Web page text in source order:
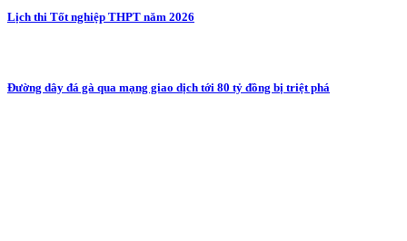
Lịch thi Tốt nghiệp THPT năm 2026
Đường dây đá gà qua mạng giao dịch tới 80 tỷ đồng bị triệt phá